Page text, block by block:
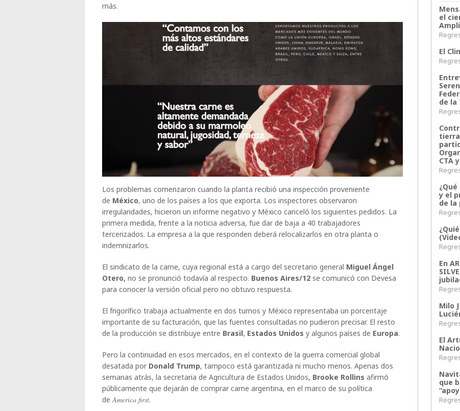
más.
Los problemas comenzaron cuando la planta recibió una inspección proveniente
de México, uno de los países a los que exporta. Los inspectores observaron
irregularidades, hicieron un informe negativo y México canceló los siguientes pedidos. La
primera medida, frente a la noticia adversa, fue dar de baja a 40 trabajadores
tercerizados. La empresa a la que responden deberá relocalizarlos en otra planta o
indemnizarlos.
El sindicato de la carne, cuya regional está a cargo del secretario general Miguel Ángel
Otero,no se pronunció todavía al respecto. Buenos Aires/12 se comunicó con Devesa
para conocer la versión oficial pero no obtuvo respuesta.
El frigorífico trabaja actualmente en dos turnos y México representaba un porcentaje
importante de su facturación, que las fuentes consultadas no pudieron precisar. El resto
de la producción se distribuye entre Brasil, Estados Unidosy algunos países de Europa.
Pero la continuidad en esos mercados, en el contexto de la guerra comercial global
desatada por Donald Trump, tampoco está garantizada ni mucho menos. Apenas dos
semanas atrás, la secretaria de Agricultura de Estados Unidos, Brooke Rollinsafirmó
públicamente que dejarán de comprar carne argentina, en el marco de su política
deAmerica first.
el
El
de la
CTA
y el
de la
En
Milo
El
que